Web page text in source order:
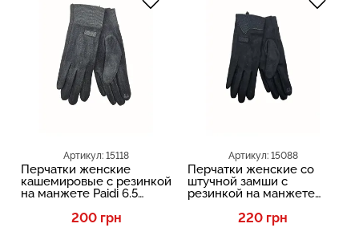
Артикул: 15118
Перчатки женские
кашемировые с резинкой
на манжете Paidi 6.5
200 грн
Артикул: 15088
Перчатки женские со
штучной замши с
резинкой на манжете
220 грн